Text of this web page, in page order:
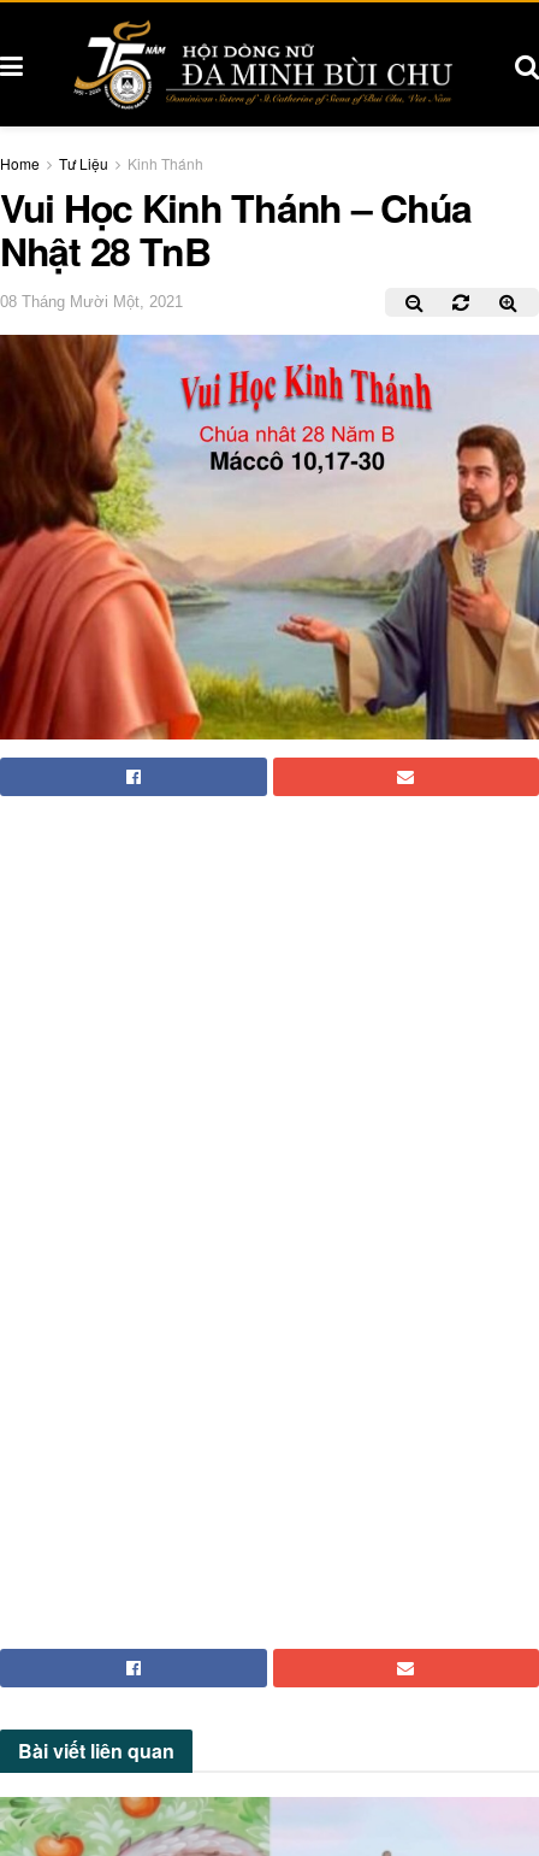
Home Tư Liệu Kinh Thánh
Vui Học Kinh Thánh – Chúa
Nhật 28 TnB
08 Tháng Mười Một, 2021
Bài viết liên quan